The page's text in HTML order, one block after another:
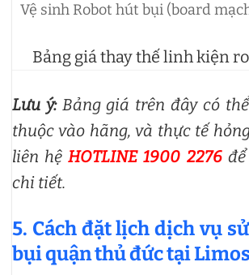
Vệ sinh Robot hút bụi (board
Bảng giá thay thế linh kiện
Lưu ý:Bảng giá trên đây có
thuộc vào hãng, và thực tế
liên hệHOTLINE 1900 2276để
chi tiết.
5. Cách đặt lịch dịch vụ
bụi quận thủ đức tại